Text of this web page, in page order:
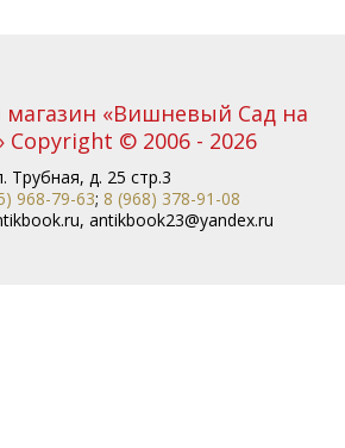
«Вишневый Сад на
Copyright © 2006 - 2026
Трубная, д. 25 стр.3
968-79-63; 8 (968) 378-91-08
, antikbook23@yandex.ru